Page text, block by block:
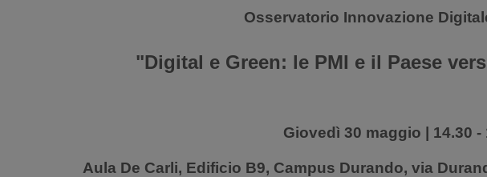
Osservatorio Innovazione
"Digital e Green: le PMI e il Paese
Giovedì 30 maggio | 14.30 -
Aula De Carli, Edificio B9, Campus Durando, via